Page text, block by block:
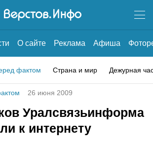
О сайте Реклама Афиша
фактом Страна и мир Дежурная
26 июня 2009
Уралсвязьинформа
к интернету